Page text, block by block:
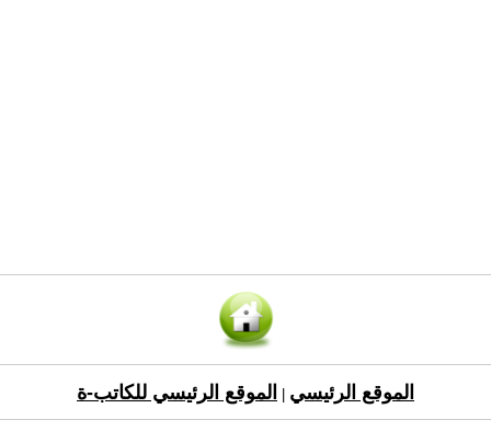
الموقع الرئيسي الموقع الرئيسي للكاتب-ة